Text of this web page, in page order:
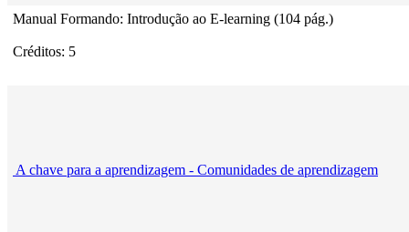
Manual Formando: Introdução ao E-learning (104 pág.)
Créditos: 5
A chave para a aprendizagem - Comunidades de aprendizagem